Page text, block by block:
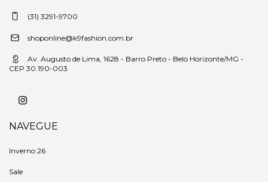
(31) 3291-9700
shoponline@k9fashion.com.br
Av. Augusto de Lima, 1628 - Barro Preto - Belo Horizonte/MG -
CEP 30.190-003
NAVEGUE
Inverno 26
Sale